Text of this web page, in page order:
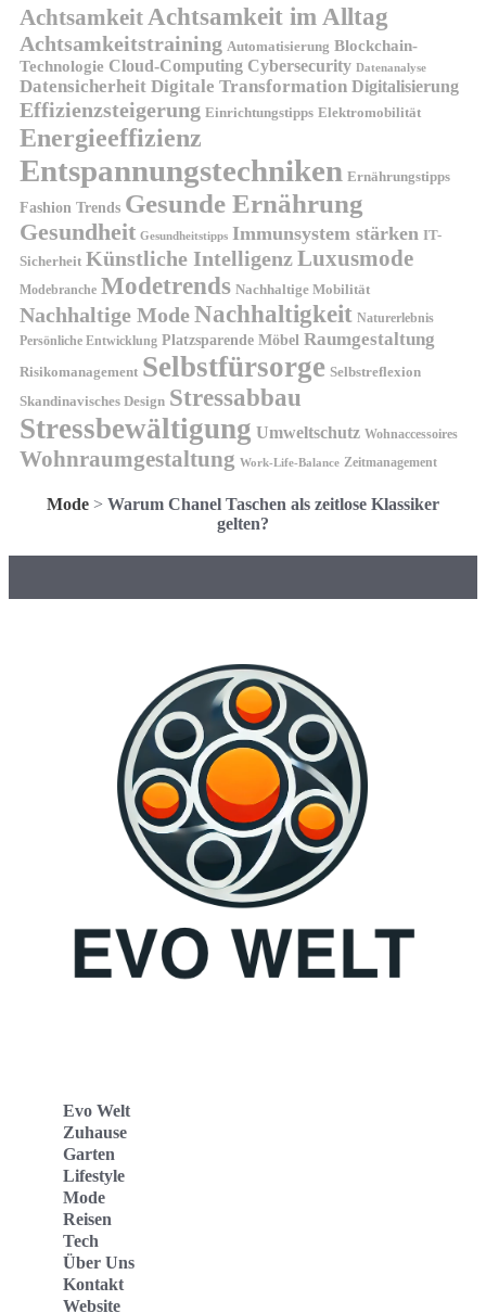
Achtsamkeit Achtsamkeit im Alltag
Achtsamkeitstraining Automatisierung Blockchain-
Technologie Cloud-Computing Cybersecurity Datenanalyse
Datensicherheit Digitale Transformation Digitalisierung
Effizienzsteigerung Einrichtungstipps Elektromobilität
Energieeffizienz
Entspannungstechniken Ernährungstipps
Fashion Trends Gesunde Ernährung
Gesundheit Gesundheitstipps Immunsystem stärken IT-
Sicherheit Künstliche IntelligenzLuxusmode
Modebranche Modetrends Nachhaltige Mobilität
Nachhaltige ModeNachhaltigkeit Naturerlebnis
Persönliche Entwicklung Platzsparende Möbel Raumgestaltung
Risikomanagement Selbstfürsorge Selbstreflexion
Skandinavisches Design Stressabbau
Stressbewältigung Umweltschutz Wohnaccessoires
Wohnraumgestaltung Work-Life-Balance Zeitmanagement
Mode > Warum Chanel Taschen als zeitlose Klassiker
gelten?
Evo Welt
Zuhause
Garten
Lifestyle
Mode
Reisen
Tech
Über Uns
Kontakt
Website